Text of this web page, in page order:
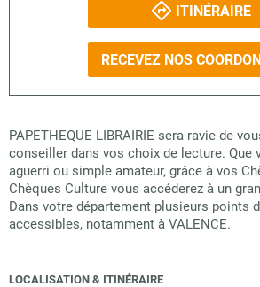
ITINÉRAIRE
RECEVEZ NOS
PAPETHEQUE LIBRAIRIE sera ravie de
conseiller dans vos choix de lecture. Que
aguerri ou simple amateur, grâce à vos
Chèques Culture vous accéderez à un
Dans votre département plusieurs points
accessibles, notamment à VALENCE.
LOCALISATION & ITINÉRAIRE